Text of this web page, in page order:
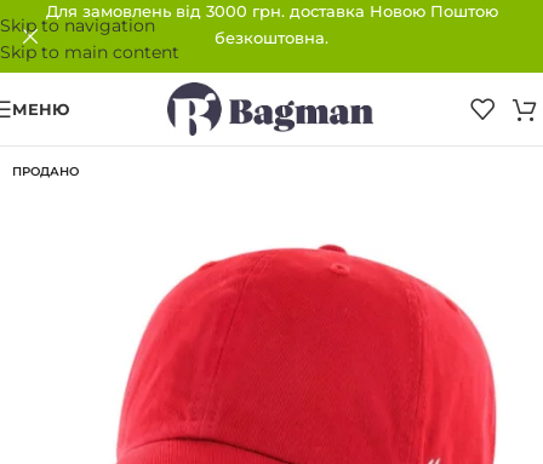
Skip to navigation
Skip to main content
Для замовлень від 3000 грн. доставка Новою Поштою
безкоштовна.
МЕНЮ
ПРОДАНО